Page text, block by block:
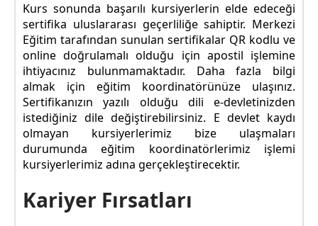
Kurs sonunda başarılı kursiyerlerin elde edeceği
sertifika uluslararası geçerliliğe sahiptir. Merkezi
Eğitim tarafından sunulan sertifikalar QR kodlu ve
online doğrulamalı olduğu için apostil işlemine
ihtiyacınız bulunmamaktadır. Daha fazla bilgi
almak için eğitim koordinatörünüze ulaşınız.
Sertifikanızın yazılı olduğu dili e-devletinizden
istediğiniz dile değiştirebilirsiniz. E devlet kaydı
olmayan kursiyerlerimiz bize ulaşmaları
durumunda eğitim koordinatörlerimiz işlemi
kursiyerlerimiz adına gerçekleştirecektir.
Kariyer Fırsatları